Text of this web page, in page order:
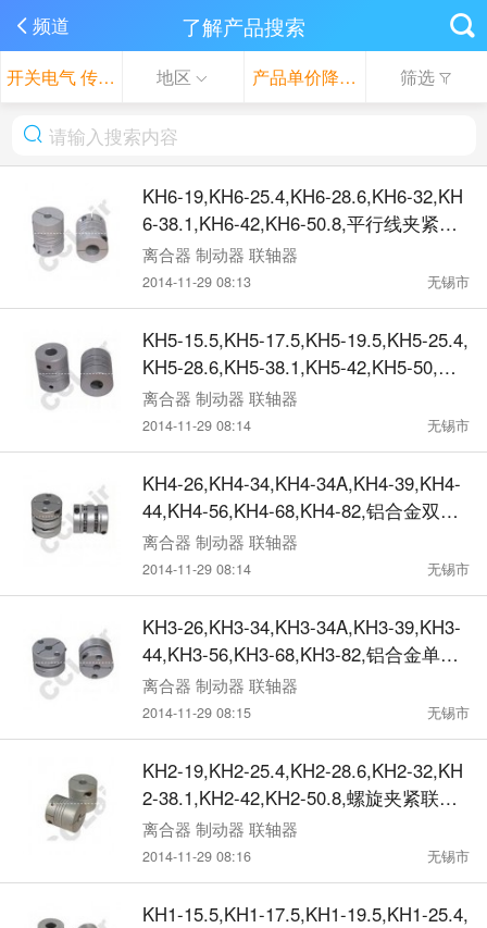
频道 了解产品搜索
开关电气 传感器 地区 产品单价降序 筛选
KH6-19,KH6-25.4,KH6-28.6,KH6-32,KH
6-38.1,KH6-42,KH6-50.8,平行线夹紧联
轴器
离合器 制动器 联轴器
2014-11-29 08:13 无锡市
KH5-15.5,KH5-17.5,KH5-19.5,KH5-25.4,
KH5-28.6,KH5-38.1,KH5-42,KH5-50,平
行线定位联轴器
离合器 制动器 联轴器
2014-11-29 08:14 无锡市
KH4-26,KH4-34,KH4-34A,KH4-39,KH4-
44,KH4-56,KH4-68,KH4-82,铝合金双节
膜片联轴器
离合器 制动器 联轴器
2014-11-29 08:14 无锡市
KH3-26,KH3-34,KH3-34A,KH3-39,KH3-
44,KH3-56,KH3-68,KH3-82,铝合金单节
膜片联轴器
离合器 制动器 联轴器
2014-11-29 08:15 无锡市
KH2-19,KH2-25.4,KH2-28.6,KH2-32,KH
2-38.1,KH2-42,KH2-50.8,螺旋夹紧联轴
器
离合器 制动器 联轴器
2014-11-29 08:16 无锡市
KH1-15.5,KH1-17.5,KH1-19.5,KH1-25.4,